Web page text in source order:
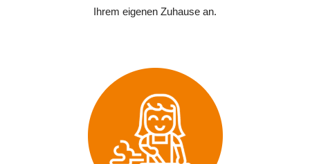
Ihrem eigenen Zuhause an.